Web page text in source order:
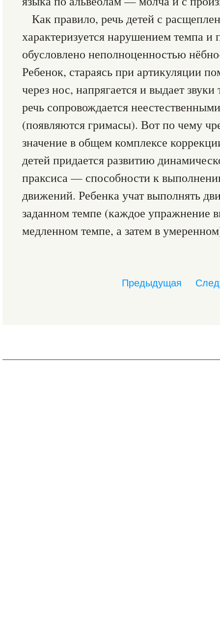
Как правило, речь детей с
характеризуется нарушением темпа и
обусловлено неполноценностью
Ребенок, стараясь при артикуляции
через нос, напрягается и выдает
речь сопровождается
(появляются гримасы). Вот по чему
значение в общем комплексе
детей придается развитию
праксиса — способности к
движений. Ребенка учат выполнять
заданном темпе (каждое упражнение
медленном темпе, а затем в
Предыдущая